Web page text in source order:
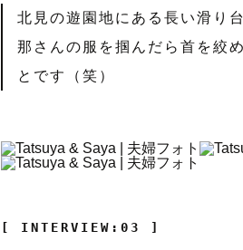
北見の遊園地にある長い滑り
那さんの服を掴んだら首を絞
とです（笑）
[ INTERVIEW:03 ]